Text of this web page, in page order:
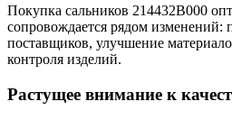
Покупка сальников 214432B000
сопровождается рядом изменений:
поставщиков, улучшение
контроля изделий.
Растущее внимание к